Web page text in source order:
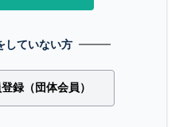
していない方
録（団体会員）